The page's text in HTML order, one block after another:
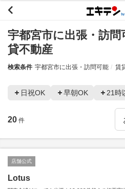
宇都宮市に出張・訪
貸不動産
検索条件 宇都宮市に出張・訪問可能 賃
日祝OK 早朝OK 21時
20 件
店舗公式
Lotus